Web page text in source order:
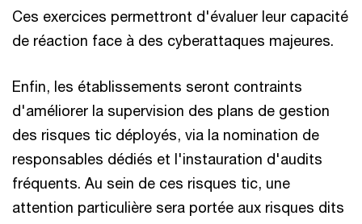
Ces exercices permettront d'évaluer leur capacité
de réaction face à des cyberattaques majeures.
Enfin, les établissements seront contraints
d'améliorer la supervision des plans de gestion
des risques tic déployés, via la nomination de
responsables dédiés et l'instauration d'audits
fréquents. Au sein de ces risques tic, une
attention particulière sera portée aux risques dits